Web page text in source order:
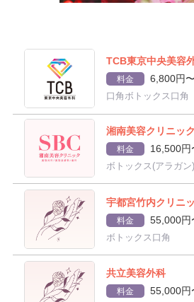
TCB東京中央美容
料金 6,800円〜
口角ボトックス口角
湘南美容クリニック
料金 16,500円
ボトックス(アラガン
宇都宮竹内クリニ
料金 55,000円
ボトックス口角
共立美容外科
料金 55,000円